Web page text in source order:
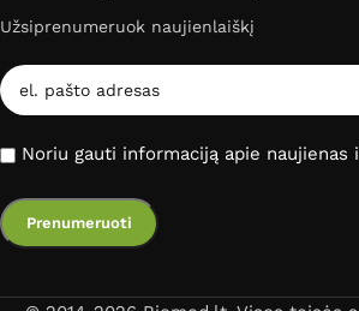
Užsiprenumeruok naujienlaiškį
Noriu gauti informaciją apie naujienas